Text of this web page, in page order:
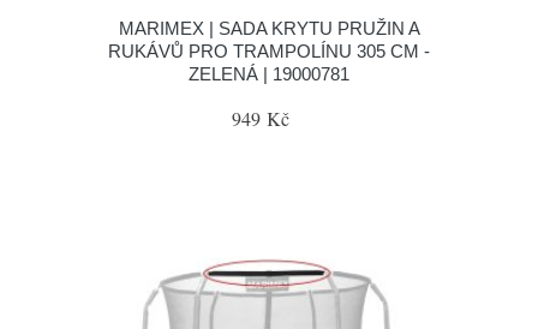
MARIMEX | SADA KRYTU PRUŽIN A
RUKÁVŮ PRO TRAMPOLÍNU 305 CM -
ZELENÁ | 19000781
949 Kč